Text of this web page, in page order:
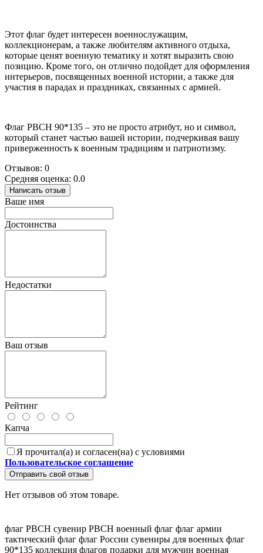
Этот флаг будет интересен военнослужащим,
коллекционерам, а также любителям активного отдыха,
которые ценят военную тематику и хотят выразить свою
позицию. Кроме того, он отлично подойдет для оформления
интерьеров, посвященных военной истории, а также для
участия в парадах и праздниках, связанных с армией.
Флаг РВСН 90*135 – это не просто атрибут, но и символ,
который станет частью вашей истории, подчеркивая вашу
приверженность к военным традициям и патриотизму.
Отзывов: 0
Средняя оценка: 0.0
Написать отзыв
Ваше имя
Достоинства
Недостатки
Ваш отзыв
Рейтинг
Капча
Я прочитал(а) и согласен(на) с условиями
Пользовательское соглашение
Отправить свой отзыв
Нет отзывов об этом товаре.
флаг РВСН сувенир РВСН военный флаг флаг армии
тактический флаг флаг России сувениры для военных флаг
90*135 коллекция флагов подарки для мужчин военная